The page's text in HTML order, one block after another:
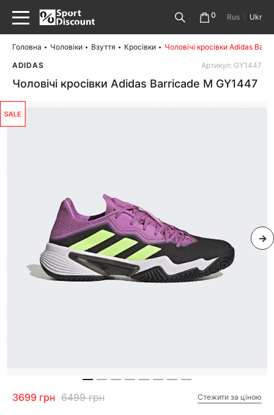
0 Rus Ukr
Головна Чоловіки Взуття Кросівки
Чоловічі кросівки Adidas
ADIDAS
Артикул: GY1447
Чоловічі кросівки Adidas Barricade M GY1447
3699 грн 6499 грн Стежити за ціною